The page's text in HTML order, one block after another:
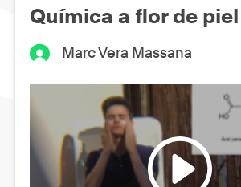
Química a flor de piel
Marc Vera Massana